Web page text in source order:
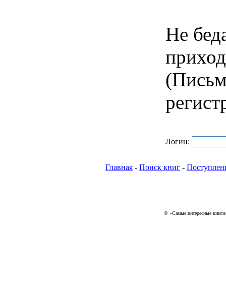
Не
Логин:
Главная - Поиск книг -
© «Самые интересные